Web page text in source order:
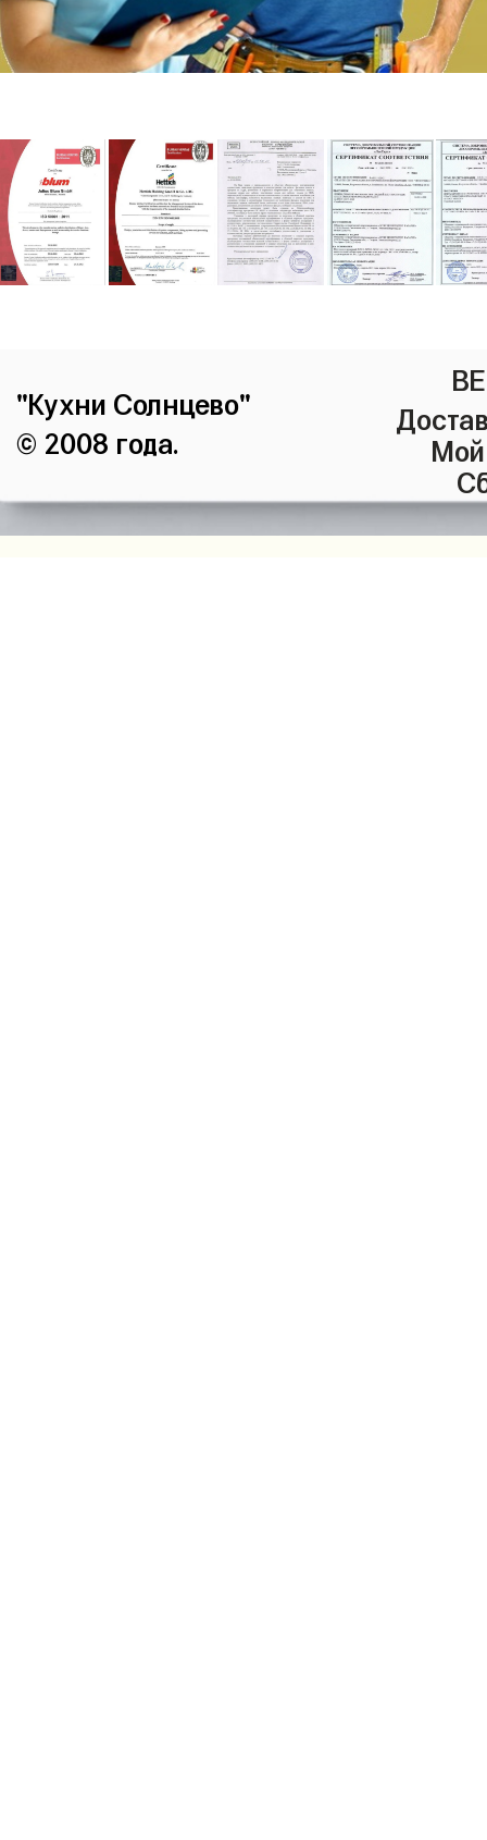
"Кухни Солнцево"
© 2008 года.